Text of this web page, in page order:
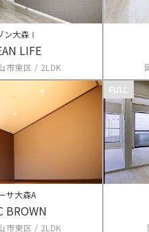
ン大森Ⅰ
LIFE
市東区 / 2LDK
サ大森A
BROWN
市東区 / 2LDK
FULL